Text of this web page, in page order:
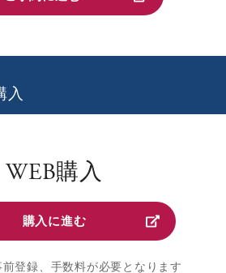
入
WEB購入
購入に進む
前登録、手数料が必要となります